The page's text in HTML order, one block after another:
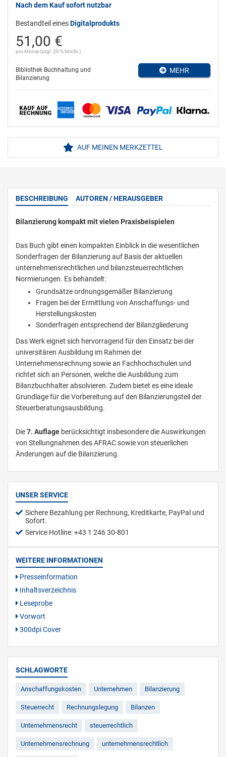
Nach dem Kauf sofort nutzbar
Bestandteil einesDigitalprodukts
51,00 €
pro Monat (zzgl. 20 % MwSt.)
Bibliothek Buchhaltung und
Bilanzierung
MEHR
AUF MEINEN MERKZETTEL
BESCHREIBUNG AUTOREN / HERAUSGEBER
Bilanzierung kompakt mit vielen Praxisbeispielen
Das Buch gibt einen kompakten Einblick in die wesentlichen
Sonderfragen der Bilanzierung auf Basis der aktuellen
unternehmensrechtlichen und bilanzsteuerrechtlichen
Normierungen. Es behandelt:
Grundsätze ordnungsgemäßer Bilanzierung
Fragen bei der Ermittlung von Anschaffungs- und
Herstellungskosten
Sonderfragen entsprechend der Bilanzgliederung
Das Werk eignet sich hervorragend für den Einsatz bei der
universitären Ausbildung im Rahmen der
Unternehmensrechnung sowie an Fachhochschulen und
richtet sich an Personen, welche die Ausbildung zum
Bilanzbuchhalter absolvieren. Zudem bietet es eine ideale
Grundlage für die Vorbereitung auf den Bilanzierungsteil der
Steuerberatungsausbildung.
Die7. Auflage berücksichtigt insbesondere die Auswirkungen
von Stellungnahmen des AFRAC sowie von steuerlichen
Änderungen auf die Bilanzierung.
UNSER SERVICE
Sichere Bezahlung per Rechnung, Kreditkarte, PayPal und
Sofort.
Service Hotline: +43 1 246 30-801
WEITERE INFORMATIONEN
Presseinformation
Inhaltsverzeichnis
Leseprobe
Vorwort
300dpi Cover
SCHLAGWORTE
Anschaffungskosten Unternehmen Bilanzierung
Steuerrecht Rechnungslegung Bilanzen
Unternehmensrecht steuerrechtlich
Unternehmensrechnung unternehmensrechtlich